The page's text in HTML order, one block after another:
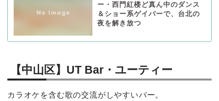
ー・西門紅楼ど真ん中のダンス
＆ショー系ゲイバーで、台北の
夜を解き放つ
【中山区】UT Bar・ユーティー
カラオケを含む歌の交流がしやすいバー。